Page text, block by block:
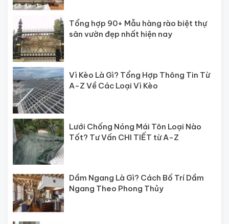
Tổng hợp 90+ Mẫu hàng rào biệt thự
sân vườn đẹp nhất hiện nay
Vì Kèo Là Gì? Tổng Hợp Thông Tin Từ
A-Z Về Các Loại Vì Kèo
Lưới Chống Nóng Mái Tôn Loại Nào
Tốt? Tư Vấn CHI TIẾT từ A-Z
Dầm Ngang Là Gì? Cách Bố Trí Dầm
Ngang Theo Phong Thủy